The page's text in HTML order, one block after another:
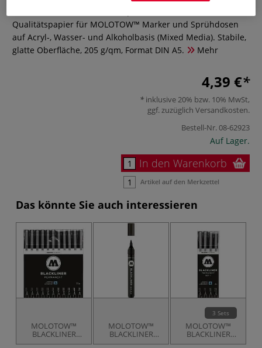
Qualitätspapier für MOLOTOW™ Marker und Sprühdosen
auf Acryl-, Wasser- und Alkoholbasis (Mixed Media). Stabile,
glatte Oberfläche, 205 g/qm, Format DIN A5.
Mehr
4,39 €
inklusive 20% bzw. 10% MwSt,
ggf. zuzüglich Versandkosten.
Bestell-Nr.08-62923
Auf Lager.
In den Warenkorb
Artikel auf den Merkzettel
Das könnte Sie auch interessieren
MOLOTOW™
BLACKLINER
PERMANENT
MOLOTOW™
BLACKLINER
BRUSH
3 Sets
MOLOTOW™
BLACKLINER
PERMANENT 4er